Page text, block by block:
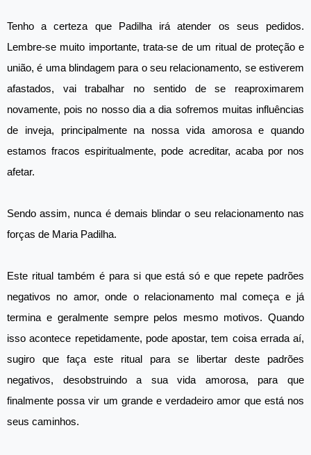
Tenho a certeza que Padilha irá atender os seus pedidos.
Lembre-se muito importante, trata-se de um ritual de proteção e
união, é uma blindagem para o seu relacionamento, se estiverem
afastados, vai trabalhar no sentido de se reaproximarem
novamente, pois no nosso dia a dia sofremos muitas influências
de inveja, principalmente na nossa vida amorosa e quando
estamos fracos espiritualmente, pode acreditar, acaba por nos
afetar.
Sendo assim, nunca é demais blindar o seu relacionamento nas
forças de Maria Padilha.
Este ritual também é para si que está só e que repete padrões
negativos no amor, onde o relacionamento mal começa e já
termina e geralmente sempre pelos mesmo motivos. Quando
isso acontece repetidamente, pode apostar, tem coisa errada aí,
sugiro que faça este ritual para se libertar deste padrões
negativos, desobstruindo a sua vida amorosa, para que
finalmente possa vir um grande e verdadeiro amor que está nos
seus caminhos.